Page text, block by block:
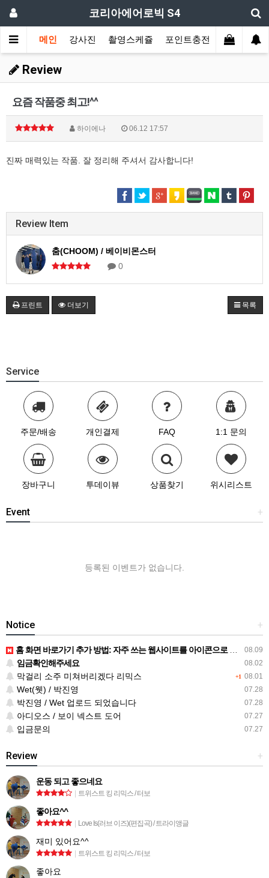
코리아에어로빅 S4
메인 강사진 촬영스케쥴 포인트충전 장르별 모음
Review
요즘 작품중 최고!^^
하이에나 06.12 17:57
진짜 매력있는 작품. 잘 정리해 주셔서 감사합니다!
Review Item
춤(CHOOM) / 베이비몬스터
0
프린트 더보기 목록
Service
주문/배송 개인결제 FAQ 1:1 문의
장바구니 투데이뷰 상품찾기 위시리스트
+
Event
등록된 이벤트가 없습니다.
+
Notice
08.09
홈 화면 바로가기 추가 방법: 자주 쓰는 웹사이트를 아이콘으로 만드는 순서
08.02
임금확인해주세요
+1 08.01
막걸리 소주 미쳐버리겠다 리믹스
07.28
Wet(웻) / 박진영
07.28
박진영 / Wet 업로드 되었습니다
07.27
아디오스 / 보이 넥스트 도어
07.27
입금문의
+
Review
운동 되고 좋으네요
트위스트 킹 리믹스 / 터보
좋아요^^
Love Is(러브 이즈)(편집곡) / 트라이앵글
재미 있어요^^
트위스트 킹 리믹스 / 터보
좋아요